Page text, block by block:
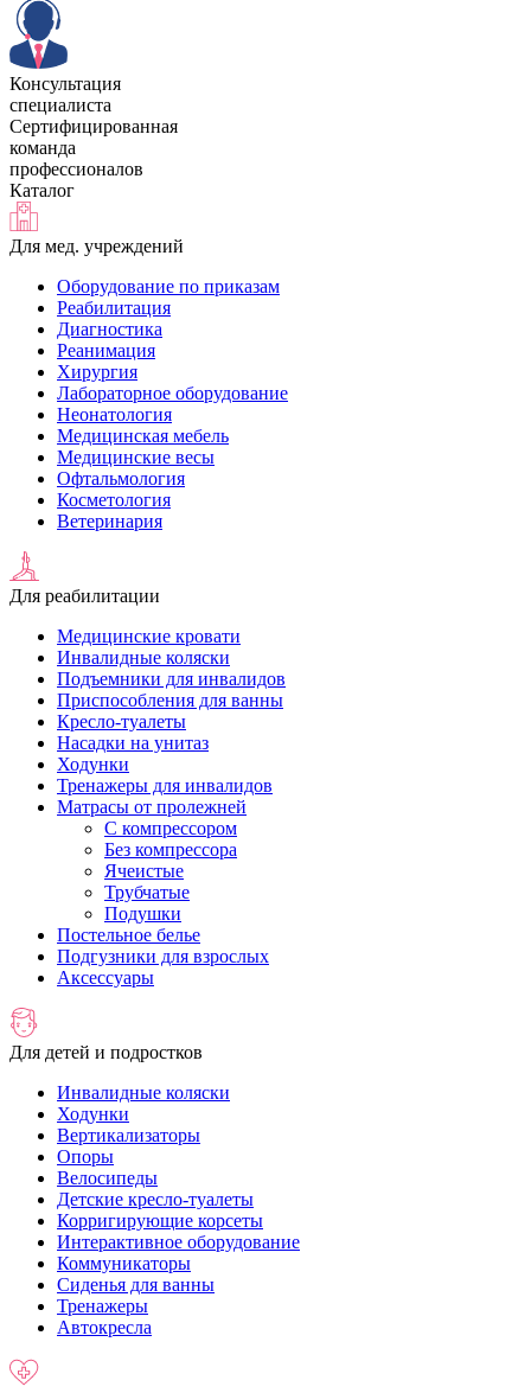
Консультация
специалиста
Сертифицированная
команда
профессионалов
Каталог
Для мед. учреждений
Оборудование по приказам
Реабилитация
Диагностика
Реанимация
Хирургия
Лабораторное оборудование
Неонатология
Медицинская мебель
Медицинские весы
Офтальмология
Косметология
Ветеринария
Для реабилитации
Медицинские кровати
Инвалидные коляски
Подъемники для инвалидов
Приспособления для ванны
Кресло-туалеты
Насадки на унитаз
Ходунки
Тренажеры для инвалидов
Матрасы от пролежней
С компрессором
Без компрессора
Ячеистые
Трубчатые
Подушки
Постельное белье
Подгузники для взрослых
Аксессуары
Для детей и подростков
Инвалидные коляски
Ходунки
Вертикализаторы
Опоры
Велосипеды
Детские кресло-туалеты
Корригирующие корсеты
Интерактивное оборудование
Коммуникаторы
Сиденья для ванны
Тренажеры
Автокресла